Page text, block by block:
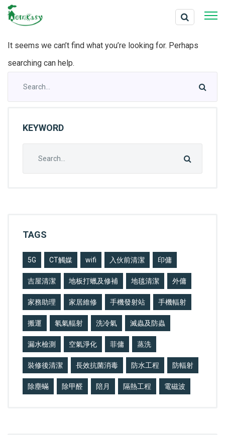
Nothing Found
It seems we can’t find what you’re looking for. Perhaps
searching can help.
KEYWORD
TAGS
5G CT觸媒 wifi 入伙前清潔 印傭
吉屋清潔 地板打蠟及修補 地毯清潔 外傭
家務助理 家居維修 手機發射站 手機輻射
搬運 氡氣輻射 洗冷氣 滅蟲及防蟲
漏水檢測 空氣淨化 菲傭 蒸洗
裝修後清潔 長效抗菌消毒 防水工程 防輻射
除塵蟎 除甲醛 陪月 隔熱工程 電磁波